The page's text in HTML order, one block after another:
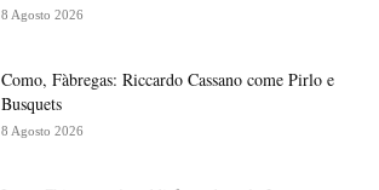
8 Agosto 2026
Como, Fàbregas: Riccardo Cassano come Pirlo e
Busquets
8 Agosto 2026